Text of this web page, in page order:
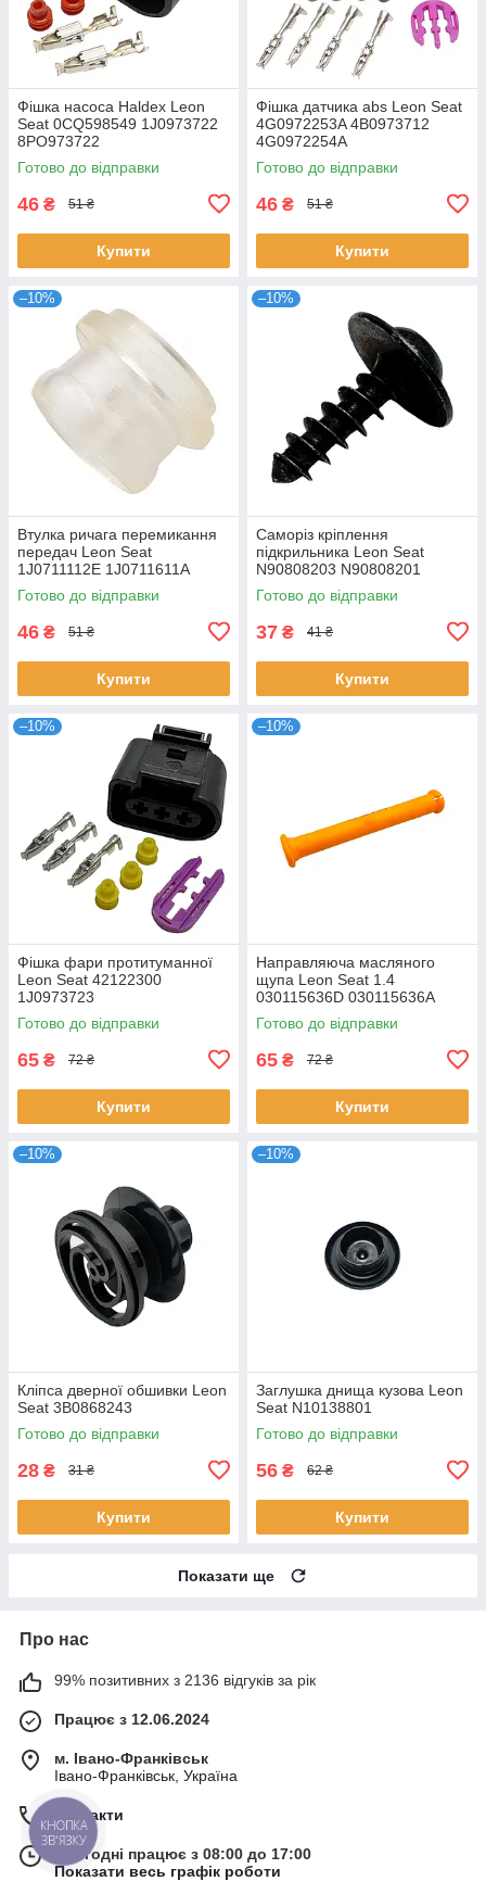
Фішка насоса Haldex Leon
Seat 0CQ598549 1J0973722
8PO973722
Готово до відправки
46 ₴ 51 ₴
Купити
Фішка датчика abs Leon Seat
4G0972253A 4B0973712
4G0972254A
Готово до відправки
46 ₴ 51 ₴
Купити
–10%
Втулка ричага перемикання
передач Leon Seat
1J0711112E 1J0711611A
1J0711437C
Готово до відправки
46 ₴ 51 ₴
Купити
–10%
Саморіз кріплення
підкрильника Leon Seat
N90808203 N90808201
Готово до відправки
37 ₴ 41 ₴
Купити
–10%
Фішка фари протитуманної
Leon Seat 42122300
1J0973723
Готово до відправки
65 ₴ 72 ₴
Купити
–10%
Направляюча масляного
щупа Leon Seat 1.4
030115636D 030115636A
Готово до відправки
65 ₴ 72 ₴
Купити
–10%
Кліпса дверної обшивки Leon
Seat 3B0868243
Готово до відправки
28 ₴ 31 ₴
Купити
–10%
Заглушка днища кузова Leon
Seat N10138801
Готово до відправки
56 ₴ 62 ₴
Купити
Показати ще
Про нас
99% позитивних з 2136 відгуків за рік
Працює з 12.06.2024
м. Івано-Франківськ
Івано-Франківськ, Україна
Контакти
Сьогодні працює з 08:00 до 17:00
Показати весь графік роботи
КНОПКА
ЗВ'ЯЗКУ